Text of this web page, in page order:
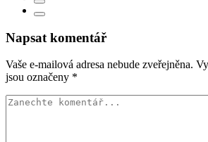
Napsat komentář
Vaše e-mailová adresa nebude zveřejněna.
jsou označeny *